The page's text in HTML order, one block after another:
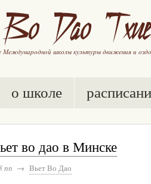
о школе
во дао в Минске
пп → Вьет Во Дао